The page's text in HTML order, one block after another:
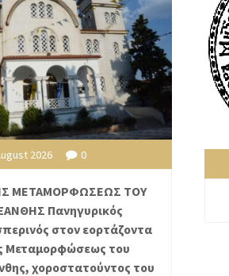
2026 0
ΜΕΤΑΜΟΡΦΩΣΕΩΣ ΤΟΥ
Πανηγυρικός
στον εορτάζοντα
Μεταμορφώσεως του
χοροστατούντος του